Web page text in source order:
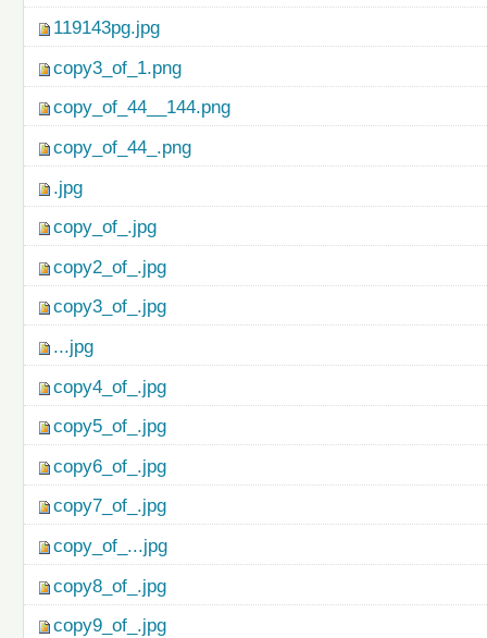
119143pg.jpg
copy3_of_1.png
copy_of_44__144.png
copy_of_44_.png
.jpg
copy_of_.jpg
copy2_of_.jpg
copy3_of_.jpg
...jpg
copy4_of_.jpg
copy5_of_.jpg
copy6_of_.jpg
copy7_of_.jpg
copy_of_...jpg
copy8_of_.jpg
copy9_of_.jpg